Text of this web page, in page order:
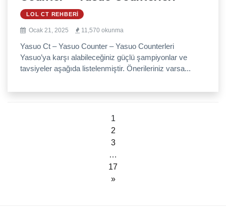
LOL CT REHBERI
Ocak 21, 2025 11,570 okunma
Yasuo Ct – Yasuo Counter – Yasuo Counterleri
Yasuo’ya karşı alabileceğiniz güçlü şampiyonlar ve
tavsiyeler aşağıda listelenmiştir. Önerileriniz varsa...
1
2
3
…
17
»